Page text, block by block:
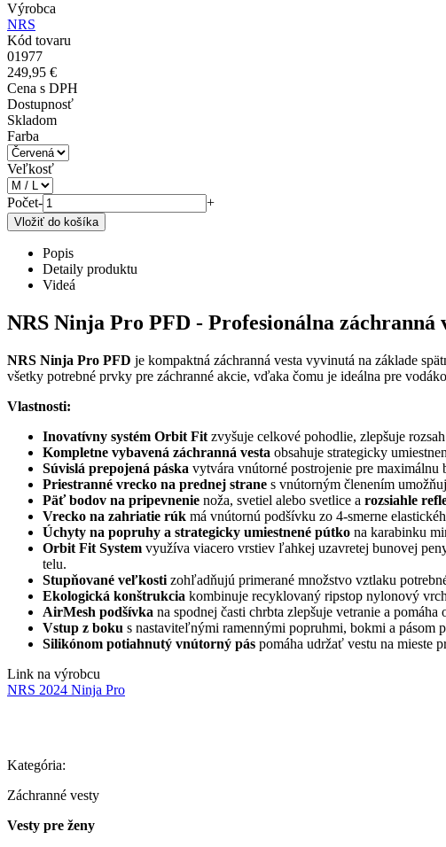
Výrobca
NRS
Kód tovaru
01977
249,95 €
Cena s DPH
Dostupnosť
Skladom
Farba
Veľkosť
Počet- +
Popis
Detaily produktu
Videá
NRS Ninja Pro PFD - Profesionálna záchranná
NRS Ninja Pro PFD je kompaktná záchranná vesta vyvinutá na základe
všetky potrebné prvky pre záchranné akcie, vďaka čomu je ideálna pre
Vlastnosti:
Inovatívny systém Orbit Fit zvyšuje celkové pohodlie, zlepšuje
Kompletne vybavená záchranná vesta obsahuje strategicky
Súvislá prepojená páska vytvára vnútorné postrojenie pre maximálnu
Priestranné vrecko na prednej strane s vnútorným členením
Päť bodov na pripevnenie noža, svetiel alebo svetlice a rozsiahle
Vrecko na zahriatie rúk má vnútornú podšívku zo 4-smerne
Úchyty na popruhy a strategicky umiestnené pútko na karabinku
Orbit Fit System využíva viacero vrstiev ľahkej uzavretej bunovej
telu.
Stupňované veľkosti zohľadňujú primerané množstvo vztlaku
Ekologická konštrukcia kombinuje recyklovaný ripstop nylonový
AirMesh podšívka na spodnej časti chrbta zlepšuje vetranie a
Vstup z boku s nastaviteľnými ramennými popruhmi, bokmi a pásom
Silikónom potiahnutý vnútorný pás pomáha udržať vestu na mieste
Link na výrobcu
NRS 2024 Ninja Pro
Kategória:
Záchranné vesty
Vesty pre ženy